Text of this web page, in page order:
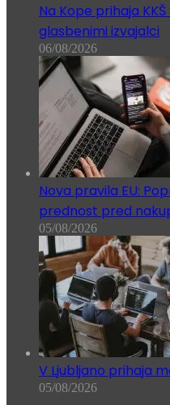
Na Kope prihaja
glasbenimi izvajalci
06/08/2026
Nova pravila EU:
prednost pred
05/08/2026
V Ljubljano prihaja
05/08/2026